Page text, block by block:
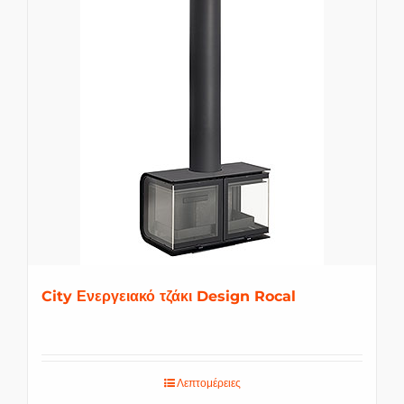
City Ενεργειακό τζάκι Design Rocal
Λεπτομέρειες